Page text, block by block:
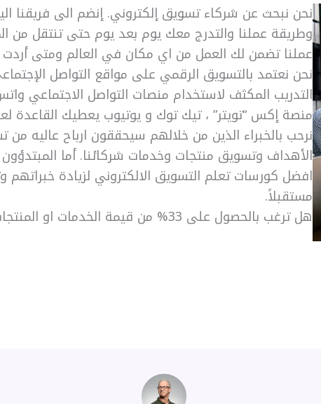
نحن نبحث عن شركاء تسويق إلكتروني. إنضم الى
وطريقة عملنا والتدرج معك يوم بعد يوم حتى تنتقل من
عملنا تضمن لك العمل من اي مكان في العالم ومتى
نحن نعتمد بالتسويق الرقمي على مواقع التواصل
التدريب المكثف لاستخدام منصات التواصل الاجتماعي
منصة إكس “تويتر” ، تيك توك و يوتيوب يعطيك القاعدة
نرحب بالخبراء الذين من خلالهم سيحققون ارباح عاليه
الأهداف وتسويق منتجات وخدمات شركائنا. أما
افضل كورسات تعلم التسويق الالكتروني لزيادة
مستقبلاً.
هل ترغب بالحصول على 33% من قيمة الخدمات او المنتجات التي سوف تسوقها؟